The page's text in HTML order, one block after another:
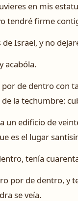
en mis
tendré firme
Israel, y no
acabóla.
por de dentro con
de la techumbre:
un edificio de
es el lugar
tenía
por de dentro, y
se veía.